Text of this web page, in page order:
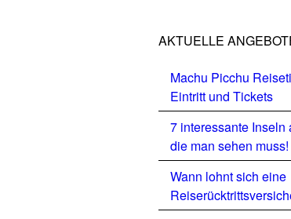
AKTUELLE
Machu Picchu
Eintritt und Tickets
7 interessante Inseln
die man sehen muss!
Wann lohnt sich eine